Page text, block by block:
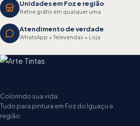
Unidades em Foz e região
Retire grátis em qualquer uma
Atendimento de verdade
WhatsApp + Televendas + Loja
Colorindo sua vida.
Tudo para pintura em Foz do Iguaçu e
região.